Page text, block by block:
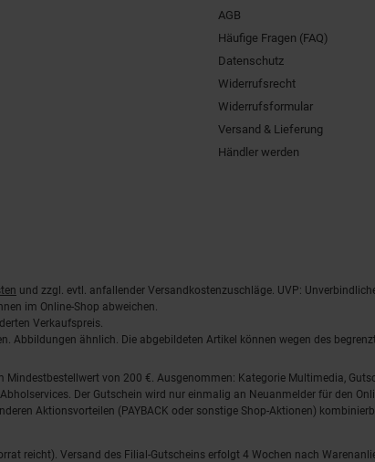
AGB
Häufige Fragen (FAQ)
Datenschutz
Widerrufsrecht
Widerrufsformular
Versand & Lieferung
Händler werden
und zzgl. evtl. anfallender Versandkostenzuschläge. UVP:
im Online-Shop abweichen.
Verkaufspreis.
Abbildungen ähnlich. Die abgebildeten Artikel können wegen des
von 200 €. Ausgenommen: Kategorie Multimedia,
Der Gutschein wird nur einmalig an Neuanmelder für den
Aktionsvorteilen (PAYBACK oder sonstige Shop-Aktionen)
reicht). Versand des Filial-Gutscheins erfolgt 4 Wochen nach